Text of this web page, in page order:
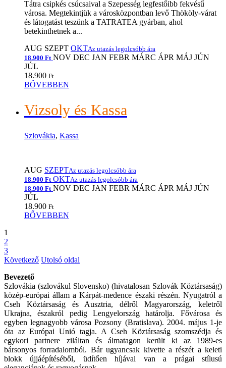
Tátra csipkés csúcsaival a Szepesség legfestőibb fekvésű
városa. Megtekintjük a városközpontban levő Thököly-várat
és látogatást teszünk a TATRATEA gyárban, ahol
betekinthetnek a...
AUG SZEPT OKTAz utazás legolcsóbb ára
18.900 Ft NOV DEC JAN FEBR MÁRC ÁPR MÁJ JÚN
JÚL
18.900 Ft
BŐVEBBEN
Vizsoly és Kassa
Szlovákia, Kassa
AUG SZEPTAz utazás legolcsóbb ára
18.900 Ft OKTAz utazás legolcsóbb ára
18.900 Ft NOV DEC JAN FEBR MÁRC ÁPR MÁJ JÚN
JÚL
18.900 Ft
BŐVEBBEN
1
2
3
Következő Utolsó oldal
Bevezető
Szlovákia (szlovákul Slovensko) (hivatalosan Szlovák Köztársaság)
közép-európai állam a Kárpát-medence északi részén. Nyugatról a
Cseh Köztársaság és Ausztria, délről Magyarország, keletről
Ukrajna, északról pedig Lengyelország határolja. Fővárosa és
egyben legnagyobb városa Pozsony (Bratislava). 2004. május 1-je
óta az Európai Unió tagja. A Cseh Köztársaság szomszédja és
egykori partnere ziláltan és álmatagon került ki az 1989-es
bársonyos forradalomból. Bár ugyancsak kivette a részét a keleti
blokk újjáépítéséből, üdítően híjával van a prágai stílusú